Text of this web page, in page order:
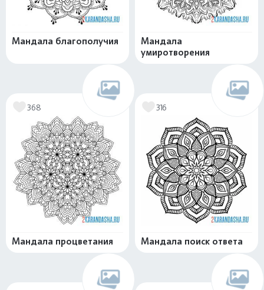
Мандала благополучия
Мандала
умиротворения
368
Мандала процветания
316
Мандала поиск ответа